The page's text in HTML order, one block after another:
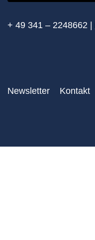
+ 49 341 – 2248662 |
Newsletter Kontakt